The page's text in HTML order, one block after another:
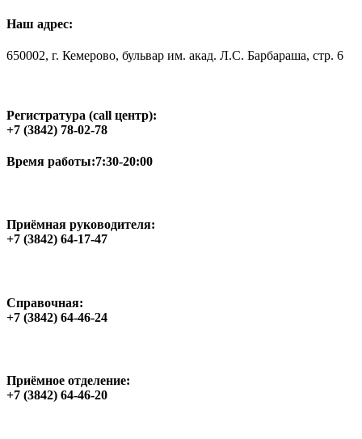
Наш адрес:
650002, г. Кемерово, бульвар им. акад. Л.С. Барбараша, стр. 6
Регистратура (call центр):
+7 (3842) 78-02-78
Время работы:7:30-20:00
Приёмная руководителя:
+7 (3842) 64-17-47
Справочная:
+7 (3842) 64-46-24
Приёмное отделение:
+7 (3842) 64-46-20